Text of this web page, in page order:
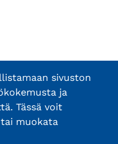
sivuston
ja
Tässä voit
muokata